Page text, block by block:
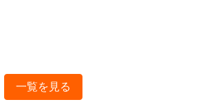
一覧を見る